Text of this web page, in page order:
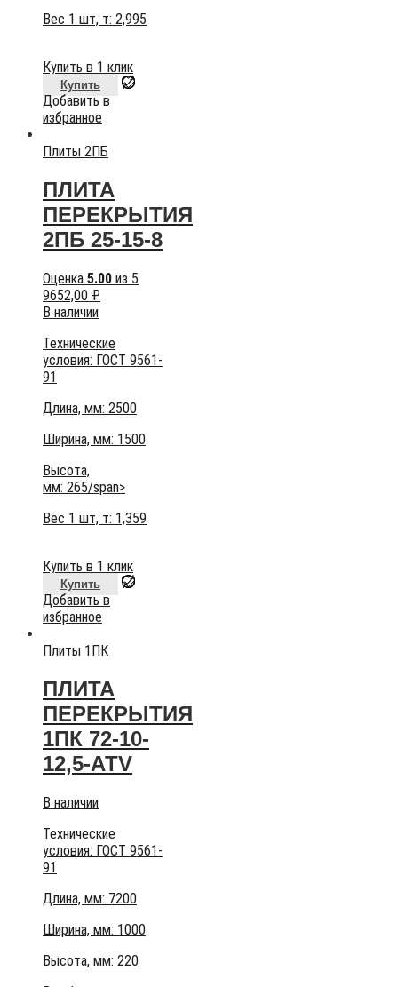
Вес 1 шт, т: 2,995
Купить в 1 клик
Купить
Добавить в
избранное
Плиты 2ПБ
ПЛИТА
ПЕРЕКРЫТИЯ
2ПБ 25-15-8
Оценка 5.00 из 5
9652,00 ₽
В наличии
Технические
условия: ГОСТ 9561-
91
Длина, мм: 2500
Ширина, мм: 1500
Высота,
мм: 265/span>
Вес 1 шт, т: 1,359
Купить в 1 клик
Купить
Добавить в
избранное
Плиты 1ПК
ПЛИТА
ПЕРЕКРЫТИЯ
1ПК 72-10-
12,5-АТV
В наличии
Технические
условия: ГОСТ 9561-
91
Длина, мм: 7200
Ширина, мм: 1000
Высота, мм: 220